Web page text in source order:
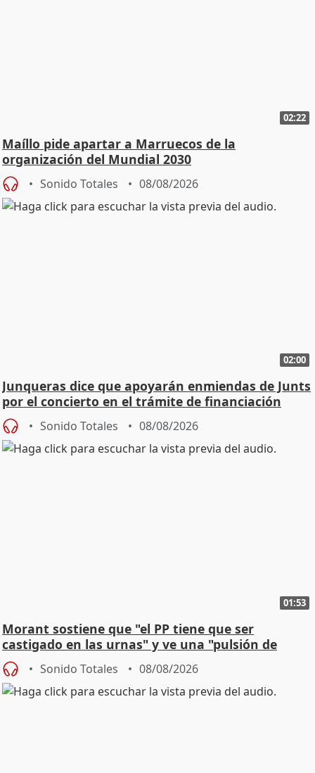
02:22
Maíllo pide apartar a Marruecos de la
organización del Mundial 2030
Sonido Totales 08/08/2026
02:00
Junqueras dice que apoyarán enmiendas de Junts
por el concierto en el trámite de financiación
Sonido Totales 08/08/2026
01:53
Morant sostiene que "el PP tiene que ser
castigado en las urnas" y ve una "pulsión de
cambio"
Sonido Totales 08/08/2026